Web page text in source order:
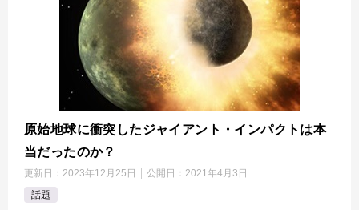
原始地球に衝突したジャイアント・インパクトは本
当だったのか？
更新日： 2023年12月25日 公開日： 2021年4月3日
話題